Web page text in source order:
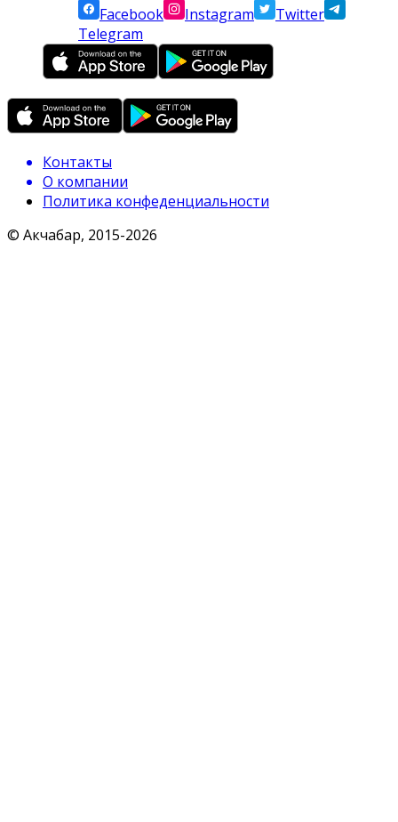
Facebook
Instagram
Twitter
Telegram
Контакты
О компании
Политика конфеденциальности
© Акчабар, 2015-2026